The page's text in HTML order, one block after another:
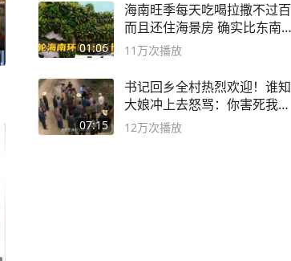
01:06
海南旺季每天吃喝拉撒不过百
而且还住海景房 确实比东南
亚合适
11万次播放
07:15
书记回乡全村热烈欢迎！谁知
大娘冲上去怒骂：你害死我儿
子
12万次播放